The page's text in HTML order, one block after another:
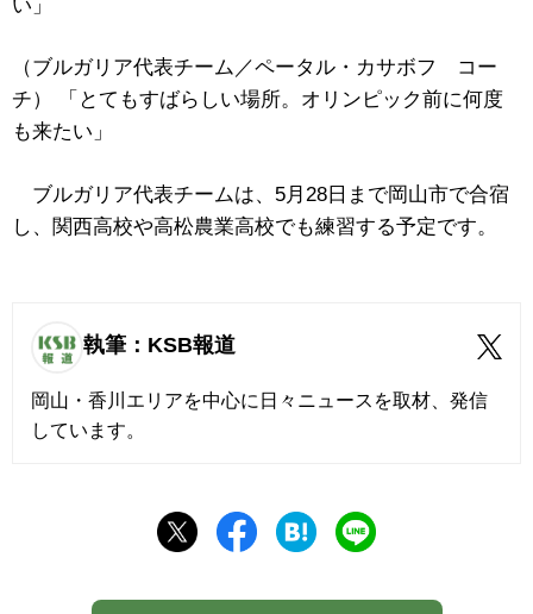
い」
（ブルガリア代表チーム／ペータル・カサボフ コー
チ） 「とてもすばらしい場所。オリンピック前に何度
も来たい」
ブルガリア代表チームは、5月28日まで岡山市で合宿
し、関西高校や高松農業高校でも練習する予定です。
執筆：KSB報道
岡山・香川エリアを中心に日々ニュースを取材、発信
しています。